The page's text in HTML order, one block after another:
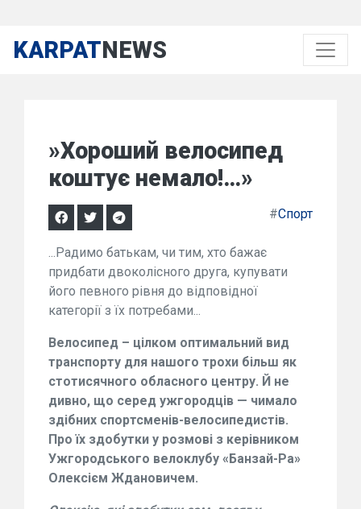
KARPATNEWS
»Хороший велосипед
коштує немало!…»
#Спорт
...Радимо батькам, чи тим, хто бажає
придбати двоколісного друга, купувати
його певного рівня до відповідної
категорії з їх потребами...
Велосипед – цілком оптимальний вид
транспорту для нашого трохи більш як
стотисячного обласного центру. Й не
дивно, що серед ужгородців — чимало
здібних спортсменів-велосипедистів.
Про їх здобутки у розмові з керівником
Ужгородського велоклубу «Банзай-Ра»
Олексієм Ждановичем.